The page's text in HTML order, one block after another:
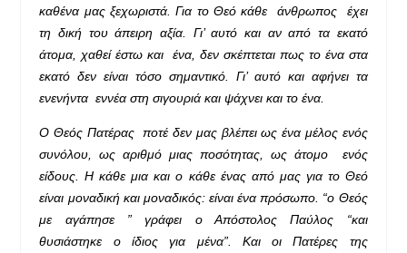
καθένα μας ξεχωριστά. Για το Θεό κάθε άνθρωπος έχει
τη δική του άπειρη αξία. Γι’ αυτό και αν από τα εκατό
άτομα, χαθεί έστω και ένα, δεν σκέπτεται πως το ένα στα
εκατό δεν είναι τόσο σημαντικό. Γι’ αυτό και αφήνει τα
ενενήντα εννέα στη σιγουριά και ψάχνει και το ένα.
Ο Θεός Πατέρας ποτέ δεν μας βλέπει ως ένα μέλος ενός
συνόλου, ως αριθμό μιας ποσότητας, ως άτομο ενός
είδους. Η κάθε μια και ο κάθε ένας από μας για το Θεό
είναι μοναδική και μοναδικός: είναι ένα πρόσωπο. “ο Θεός
με αγάπησε ” γράφει ο Απόστολος Παύλος “και
θυσιάστηκε ο ίδιος για μένα”. Και οι Πατέρες της